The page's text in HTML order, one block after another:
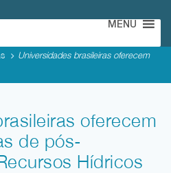
MENU
Universidades brasileiras oferecem
oferecem
de pós-
Hídricos